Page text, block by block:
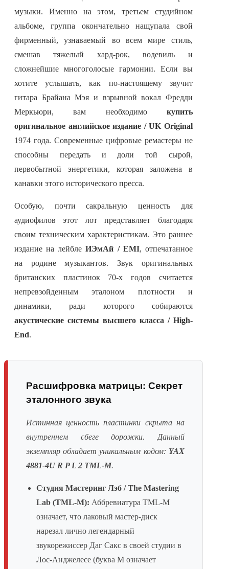
музыки. Именно на этом, третьем студийном
альбоме, группа окончательно нащупала свой
фирменный, узнаваемый во всем мире стиль,
смешав тяжелый хард-рок, водевиль и
сложнейшие многоголосые гармонии. Если вы
хотите услышать, как по-настоящему звучит
гитара Брайана Мэя и взрывной вокал Фредди
Меркьюри, вам необходимо купить
оригинальное английское издание / UK Original
1974 года. Современные цифровые ремастеры не
способны передать и доли той сырой,
первобытной энергетики, которая заложена в
канавки этого исторического пресса.
Особую, почти сакральную ценность для
аудиофилов этот лот представляет благодаря
своим техническим характеристикам. Это раннее
издание на лейблеИЭмАй / EMI, отпечатанное
на родине музыкантов. Звук оригинальных
британских пластинок 70-х годов считается
непревзойденным эталоном плотности и
динамики, ради которого собираются
акустические системы высшего класса / High-
End.
Расшифровка матрицы: Секрет
эталонного звука
Истинная ценность пластинки скрыта на
внутреннем сбеге дорожки. Данный
экземпляр обладает уникальным кодом: YAX
4881-4U R P L 2 TML-M.
Студия Мастеринг Лэб / The Mastering
Lab (TML-M): Аббревиатура TML-M
означает, что лаковый мастер-диск
нарезал лично легендарный
звукорежиссер Даг Сакс в своей студии в
Лос-Анджелесе (буква M означает